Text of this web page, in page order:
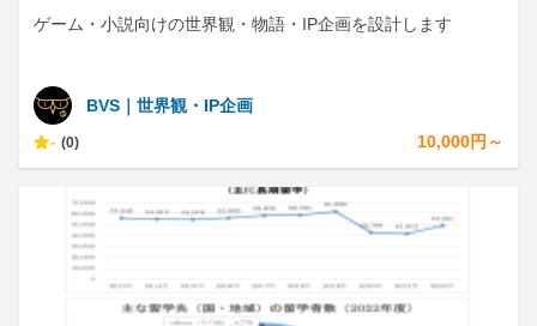
ゲーム・小説向けの世界観・物語・IP企画を設計します
BVS｜世界観・IP企画
- (0) 10,000円～